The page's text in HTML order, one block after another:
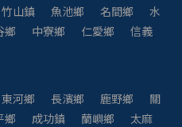
竹山鎮 魚池鄉 名間鄉
水
鄉 中寮鄉 仁愛鄉
信義
東河鄉 長濱鄉 鹿野鄉
關
鄉 成功鎮 蘭嶼鄉
太麻